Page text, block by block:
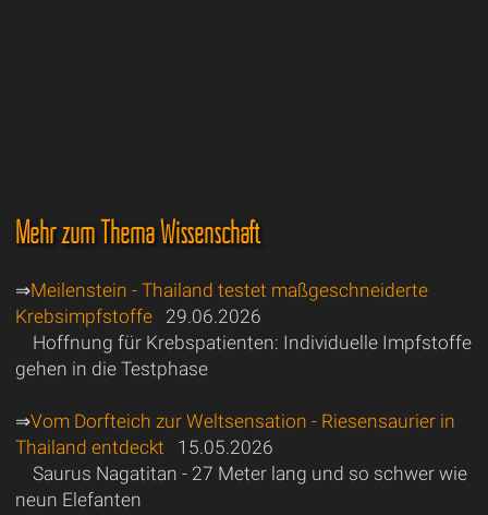
Mehr zum Thema Wissenschaft
⇒Meilenstein - Thailand testet maßgeschneiderte
Krebsimpfstoffe29.06.2026
Hoffnung für Krebspatienten: Individuelle Impfstoffe
gehen in die Testphase
⇒Vom Dorfteich zur Weltsensation - Riesensaurier in
Thailand entdeckt 15.05.2026
Saurus Nagatitan - 27 Meter lang und so schwer wie
neun Elefanten